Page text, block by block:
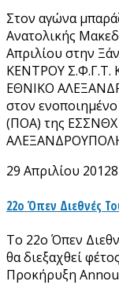
Στον αγώνα
Ανατολικής
Απριλίου στην
ΚΕΝΤΡΟΥ Σ.Φ.Γ.Τ.
ΕΘΝΙΚΟ
στον
(ΠΟΑ) της ΕΣΣΝΘΧ
29 Απριλίου 2012
22ο Όπεν Διεθνές
Το 22ο Όπεν
θα διεξαχθεί
Προκήρυξη